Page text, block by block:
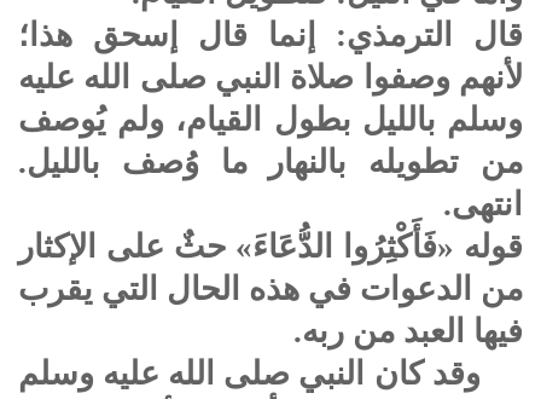
قال الترمذي: إنما قال إسحق هذا؛
لأنهم وصفوا صلاة النبي صلى الله عليه
وسلم بالليل بطول القيام، ولم يُوصف
من تطويله بالنهار ما وُصف بالليل.
انتهى.
قوله «فَأَكْثِرُوا الدُّعَاءَ» حثٌ على الإكثار
من الدعوات في هذه الحال التي يقرب
فيها العبد من ربه.
وقد كان النبي صلى الله عليه وسلم